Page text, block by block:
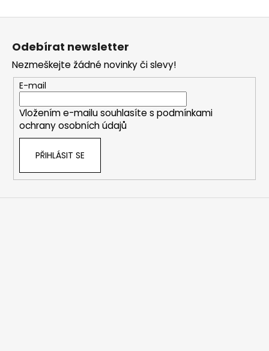
Z
Odebírat newsletter
Nezmeškejte žádné novinky či slevy!
E-mail
Vložením e-mailu souhlasíte s podmínkami
ochrany osobních údajů
PŘIHLÁSIT SE